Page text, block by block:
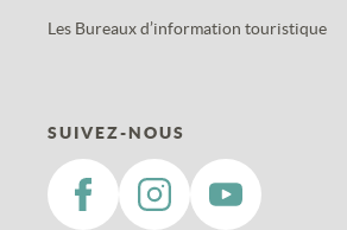
Les Bureaux d’information touristique
SUIVEZ-NOUS